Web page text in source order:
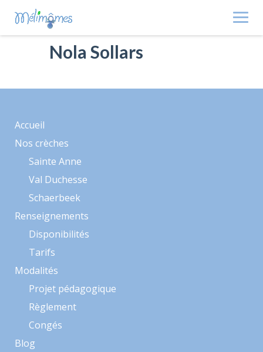
content
Nola Sollars
Accueil
Nos crèches
Sainte Anne
Val Duchesse
Schaerbeek
Renseignements
Disponibilités
Tarifs
Modalités
Projet pédagogique
Règlement
Congés
Blog